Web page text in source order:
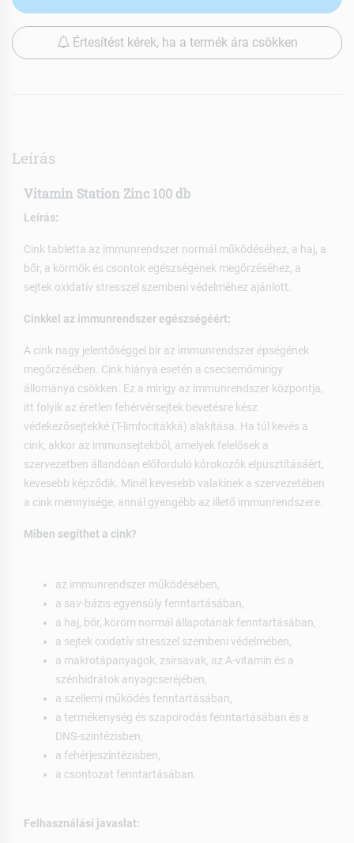
Értesítést kérek, ha a termék ára csökken
Leírás
Vitamin Station Zinc 100 db
Leírás:
Cink tabletta az immunrendszer normál működéséhez, a haj, a
bőr, a körmök és csontok egészségének megőrzéséhez, a
sejtek oxidatív stresszel szembeni védelméhez ajánlott.
Cinkkel az immunrendszer egészségéért:
A cink nagy jelentőséggel bír az immunrendszer épségének
megőrzésében. Cink hiánya esetén a csecsemőmirigy
állománya csökken. Ez a mirigy az immunrendszer központja,
itt folyik az éretlen fehérvérsejtek bevetésre kész
védekezősejtekké (T-limfocitákká) alakítása. Ha túl kevés a
cink, akkor az immunsejtekből, amelyek felelősek a
szervezetben állandóan előforduló kórokozók elpusztításáért,
kevesebb képződik. Minél kevesebb valakinek a szervezetében
a cink mennyisége, annál gyengébb az illető immunrendszere.
Miben segíthet a cink?
az immunrendszer működésében,
a sav-bázis egyensúly fenntartásában,
a haj, bőr, köröm normál állapotának fenntartásában,
a sejtek oxidatív stresszel szembeni védelmében,
a makrotápanyagok, zsírsavak, az A-vitamin és a
szénhidrátok anyagcseréjében,
a szellemi működés fenntartásában,
a termékenység és szaporodás fenntartásában és a
DNS-szintézisben,
a fehérjeszintézisben,
a csontozat fenntartásában.
Felhasználási javaslat: